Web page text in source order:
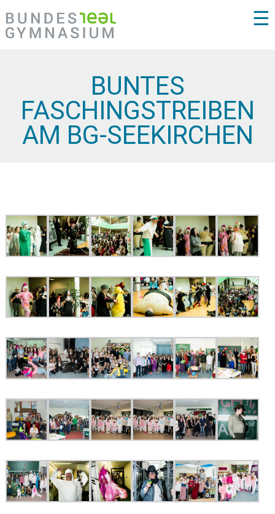
☰
BUNTES
FASCHINGSTREIBEN
AM BG-SEEKIRCHEN